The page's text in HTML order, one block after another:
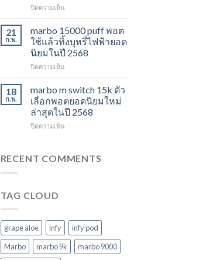
สำหรับ
2568
ควร
พลาด
ในปี
2568
ปิดความเห็นบน
switch
และ
พอต
ใช้
แล้ว
ตัว
เลือก
ที่
ในปี
21
ก.พ.
marbo 15000 puff พอต
ใช้แล้วทิ้งบุหรี่ไฟฟ้ายอด
นิยมในปี 2568
ปิดความเห็นบน
15000
พอต
ใช้
แล้ว
ไฟฟ้า
18
ก.พ.
marbo m switch 15k ตัว
เลือกพอตยอดนิยมใหม่
ล่าสุดในปี 2568
ปิดความเห็นบน
switch
นิยม
ใหม่
ล่าสุด
ในปี
RECENT COMMENTS
TAG CLOUD
grape aloe infy
infy pod
Marbo
marbo 9k
marbo 9000